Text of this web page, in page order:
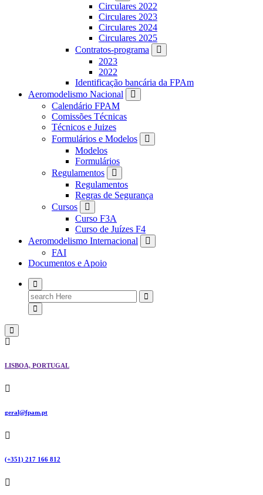
Circulares 2022
Circulares 2023
Circulares 2024
Circulares 2025
Contratos-programa
2023
2022
Identificação bancária da FPAm
Aeromodelismo Nacional
Calendário FPAM
Comissões Técnicas
Técnicos e Juizes
Formulários e Modelos
Modelos
Formulários
Regulamentos
Regulamentos
Regras de Segurança
Cursos
Curso F3A
Curso de Juízes F4
Aeromodelismo Internacional
FAI
Documentos e Apoio
Search
for:
LISBOA, PORTUGAL
geral@fpam.pt
(+351) 217 166 812